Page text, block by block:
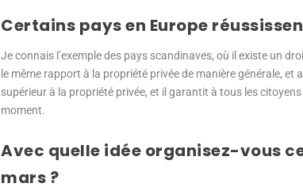
Certains pays en Europe
Je connais l’exemple des pays scandinaves, où il existe un
le même rapport à la propriété privée de manière générale,
supérieur à la propriété privée, et il garantit à tous les
moment.
Avec quelle idée organisez-vous
mars ?